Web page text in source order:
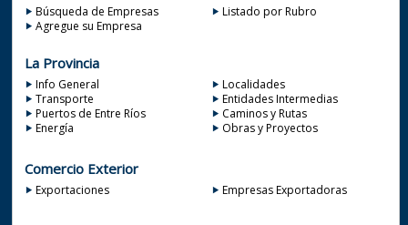
Búsqueda de Empresas
Listado por Rubro
Agregue su Empresa
La Provincia
Info General
Localidades
Transporte
Entidades Intermedias
Puertos de Entre Ríos
Caminos y Rutas
Energía
Obras y Proyectos
Comercio Exterior
Exportaciones Empresas Exportadoras